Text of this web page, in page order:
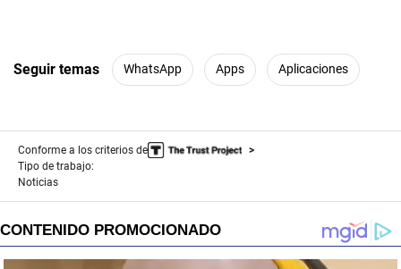
Seguir temas WhatsApp Apps Aplicaciones
Conforme a los criterios de
Tipo de trabajo:
Noticias